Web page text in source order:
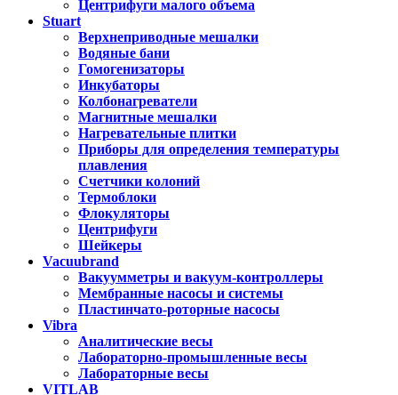
Центрифуги малого объема
Stuart
Верхнеприводные мешалки
Водяные бани
Гомогенизаторы
Инкубаторы
Колбонагреватели
Магнитные мешалки
Нагревательные плитки
Приборы для определения температуры
плавления
Счетчики колоний
Термоблоки
Флокуляторы
Центрифуги
Шейкеры
Vacuubrand
Вакуумметры и вакуум-контроллеры
Мембранные насосы и системы
Пластинчато-роторные насосы
Vibra
Аналитические весы
Лабораторно-промышленные весы
Лабораторные весы
VITLAB